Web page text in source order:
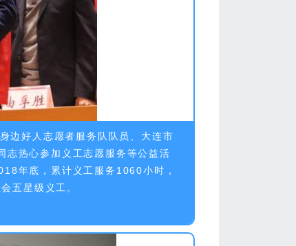
边好人志愿者服务队队员、大连市
志热心参加义工志愿服务等公益活
年底，累计义工服务1060小时，
五星级义工。